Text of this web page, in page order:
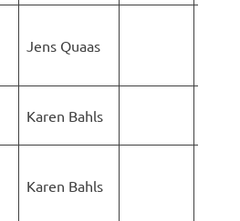
Jens Quaas
Karen Bahls
Karen Bahls